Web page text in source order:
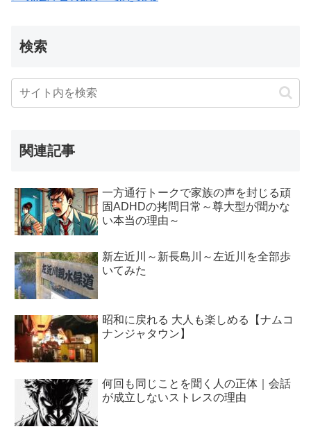
検索
関連記事
一方通行トークで家族の声を封じる頑
固ADHDの拷問日常～尊大型が聞かな
い本当の理由～
新左近川～新長島川～左近川を全部歩
いてみた
昭和に戻れる 大人も楽しめる【ナムコ
ナンジャタウン】
何回も同じことを聞く人の正体｜会話
が成立しないストレスの理由